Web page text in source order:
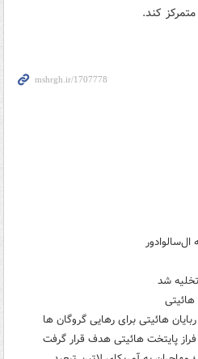
کند.
ال‌سالوادور
شد
پایتخت هائیتی هدف قرار گرفت